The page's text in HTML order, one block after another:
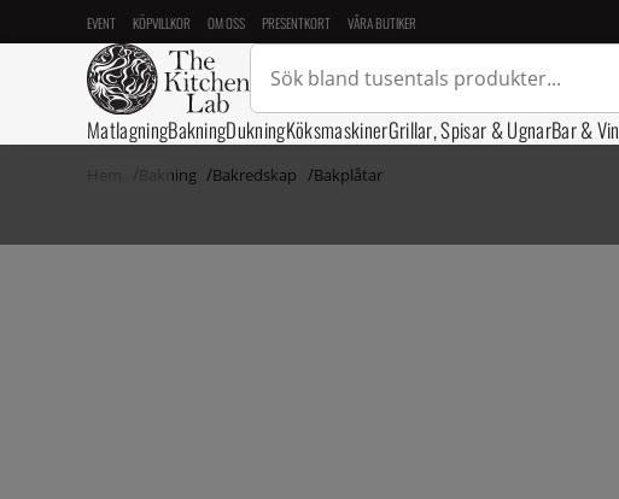
EVENT KÖPVILLKOR OM OSS PRESENTKORT VÅRA BUTIKER
MatlagningBakningDukningKöksmaskinerGrillar, Spisar & UgnarBar & Vin
Bakning Bakredskap Bakplåtar